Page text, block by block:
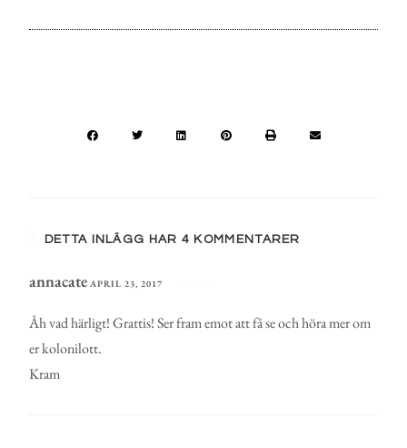
DETTA INLÄGG HAR 4 KOMMENTARER
annacate APRIL 23, 2017
Åh vad härligt! Grattis! Ser fram emot att få se och höra mer om
er kolonilott.
Kram